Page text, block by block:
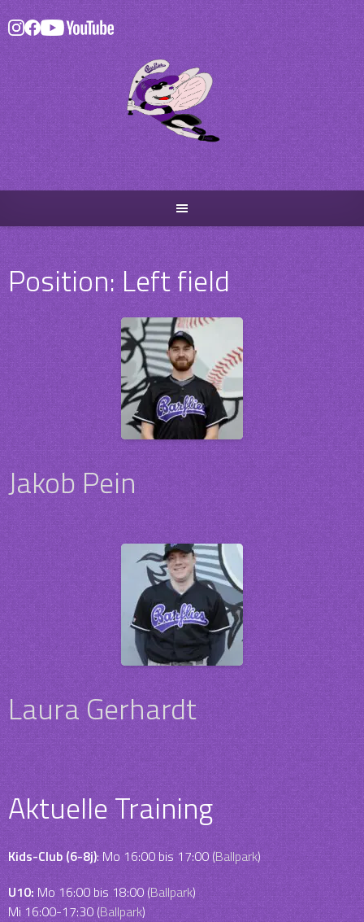
Skip
to
content
Position:Left field
Jakob Pein
Laura Gerhardt
Aktuelle Training
Kids-Club (6-8j): Mo 16:00 bis 17:00 (Ballpark)
U10:Mo 16:00 bis 18:00 (Ballpark)
Mi 16:00-17:30 (Ballpark)